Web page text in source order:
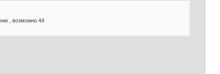
, возможно 44